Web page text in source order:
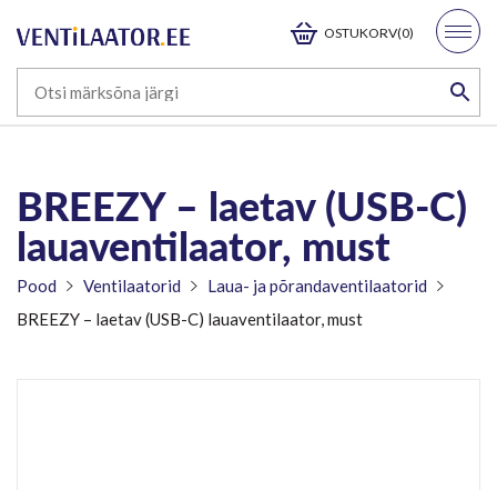
OSTUKORV(0)
BREEZY – laetav (USB-C)
lauaventilaator, must
Pood Ventilaatorid
Laua- ja põrandaventilaatorid
BREEZY – laetav (USB-C) lauaventilaator, must